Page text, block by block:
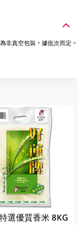
非真空包裝，據批次而定。
選優質香米 8KG